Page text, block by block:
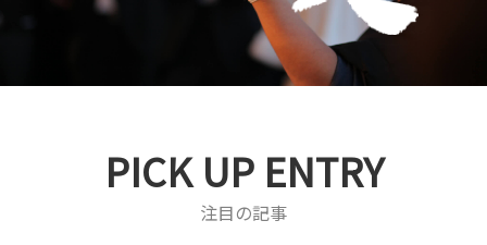
PICK UP ENTRY
注目の記事